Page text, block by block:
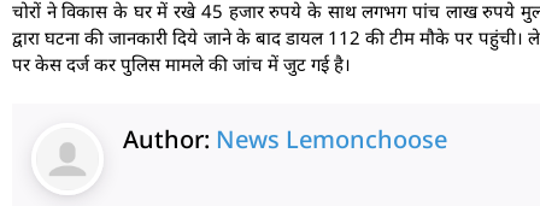
चोरों ने विकास के घर में रखे 45 हजार रुपये के साथ लगभग पांच लाख रुपये
द्वारा घटना की जानकारी दिये जाने के बाद डायल 112 की टीम मौके पर
पर केस दर्ज कर पुलिस मामले की जांच में जुट गई है।
Author: News Lemonchoose